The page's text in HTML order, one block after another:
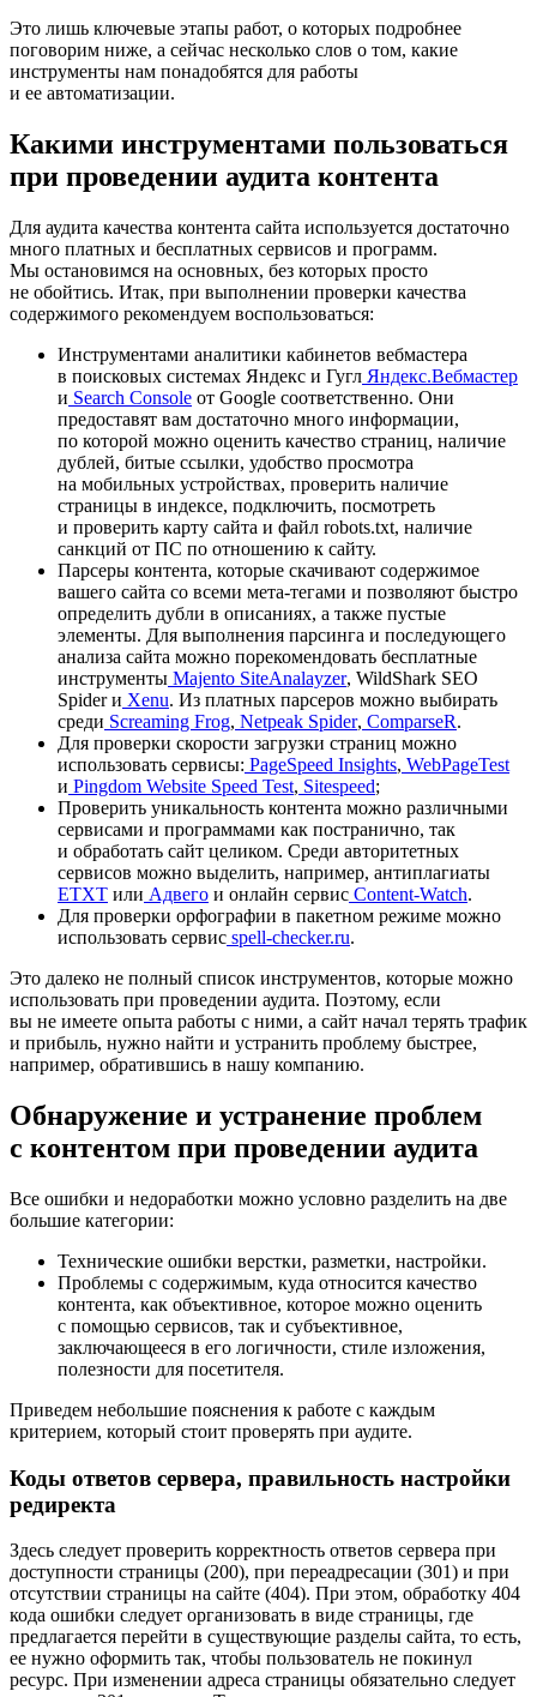
Это лишь ключевые этапы работ, о которых подробнее
поговорим ниже, а сейчас несколько слов о том, какие
инструменты нам понадобятся для работы
и ее автоматизации.
Какими инструментами пользоваться
при проведении аудита контента
Для аудита качества контента сайта используется достаточно
много платных и бесплатных сервисов и программ.
Мы остановимся на основных, без которых просто
не обойтись. Итак, при выполнении проверки качества
содержимого рекомендуем воспользоваться:
Инструментами аналитики кабинетов вебмастера
в поисковых системах Яндекс и Гугл Яндекс.Вебмастер
и Search Console от Google соответственно. Они
предоставят вам достаточно много информации,
по которой можно оценить качество страниц, наличие
дублей, битые ссылки, удобство просмотра
на мобильных устройствах, проверить наличие
страницы в индексе, подключить, посмотреть
и проверить карту сайта и файл robots.txt, наличие
санкций от ПС по отношению к сайту.
Парсеры контента, которые скачивают содержимое
вашего сайта со всеми мета-тегами и позволяют быстро
определить дубли в описаниях, а также пустые
элементы. Для выполнения парсинга и последующего
анализа сайта можно порекомендовать бесплатные
инструменты Majento SiteAnalayzer, WildShark SEO
Spider и Xenu. Из платных парсеров можно выбирать
среди Screaming Frog, Netpeak Spider, ComparseR.
Для проверки скорости загрузки страниц можно
использовать сервисы: PageSpeed Insights, WebPageTest
и Pingdom Website Speed Test, Sitespeed;
Проверить уникальность контента можно различными
сервисами и программами как постранично, так
и обработать сайт целиком. Среди авторитетных
сервисов можно выделить, например, антиплагиаты
ЕТХТ или Адвего и онлайн сервис Content-Watch.
Для проверки орфографии в пакетном режиме можно
использовать сервис spell-checker.ru.
Это далеко не полный список инструментов, которые можно
использовать при проведении аудита. Поэтому, если
вы не имеете опыта работы с ними, а сайт начал терять трафик
и прибыль, нужно найти и устранить проблему быстрее,
например, обратившись в нашу компанию.
Обнаружение и устранение проблем
с контентом при проведении аудита
Все ошибки и недоработки можно условно разделить на две
большие категории:
Технические ошибки верстки, разметки, настройки.
Проблемы с содержимым, куда относится качество
контента, как объективное, которое можно оценить
с помощью сервисов, так и субъективное,
заключающееся в его логичности, стиле изложения,
полезности для посетителя.
Приведем небольшие пояснения к работе с каждым
критерием, который стоит проверять при аудите.
Коды ответов сервера, правильность настройки
редиректа
Здесь следует проверить корректность ответов сервера при
доступности страницы (200), при переадресации (301) и при
отсутствии страницы на сайте (404). При этом, обработку 404
кода ошибки следует организовать в виде страницы, где
предлагается перейти в существующие разделы сайта, то есть,
ее нужно оформить так, чтобы пользователь не покинул
ресурс. При изменении адреса страницы обязательно следует